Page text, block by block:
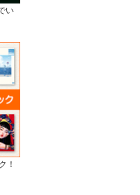
い
！